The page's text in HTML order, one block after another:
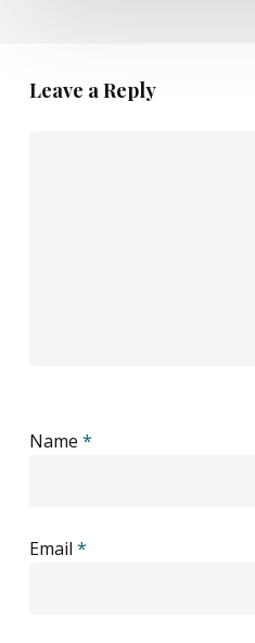
Leave a Reply
Name *
Email *